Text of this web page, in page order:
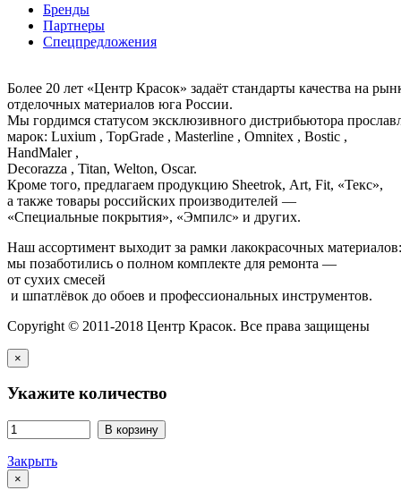
Бренды
Партнеры
Спецпредложения
Более 20 лет «Центр Красок» задаёт стандарты качества на
отделочных материалов юга России.
Мы гордимся статусом эксклюзивного дистрибьютора
марок: Luxium , TopGrade , Masterline , Omnitex , Bostic ,
HandMaler ,
Decorazza , Titan, Welton, Oscar.
Кроме того, предлагаем продукцию Sheetrok, Art, Fit, «Текс»,
а также товары российских производителей —
«Специальные покрытия», «Эмпилс» и других.
Наш ассортимент выходит за рамки лакокрасочных
мы позаботились о полном комплекте для ремонта —
от сухих смесей
и шпатлёвок до обоев и профессиональных инструментов.
Copyright © 2011-2018 Центр Красок. Все права защищены
×
Укажите количество
В корзину
Закрыть
×